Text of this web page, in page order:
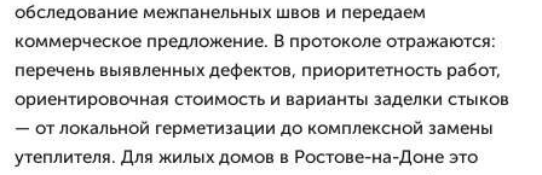
обследование межпанельных швов и передаем
коммерческое предложение. В протоколе отражаются:
перечень выявленных дефектов, приоритетность работ,
ориентировочная стоимость и варианты заделки стыков
— от локальной герметизации до комплексной замены
утеплителя. Для жилых домов в Ростове-на-Доне это